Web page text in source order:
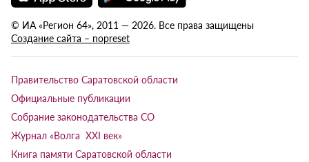
© ИА «Регион 64», 2011 — 2026. Все права защищены
Создание сайта – nopreset
Правительство Саратовской области
Официальные публикации
Собрание законодательства СО
Журнал «Волга XXI век»
Книга памяти Саратовской области